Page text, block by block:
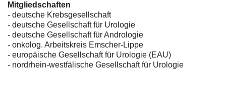
Mitgliedschaften
- deutsche Krebsgesellschaft
- deutsche Gesellschaft für Urologie
- deutsche Gesellschaft für Andrologie
- onkolog. Arbeitskreis Emscher-Lippe
- europäische Gesellschaft für Urologie (EAU)
- nordrhein-westfälische Gesellschaft für Urologie